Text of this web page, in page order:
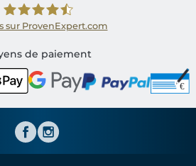
Shirtinator FR
sur ProvenExpert.com
de paiement